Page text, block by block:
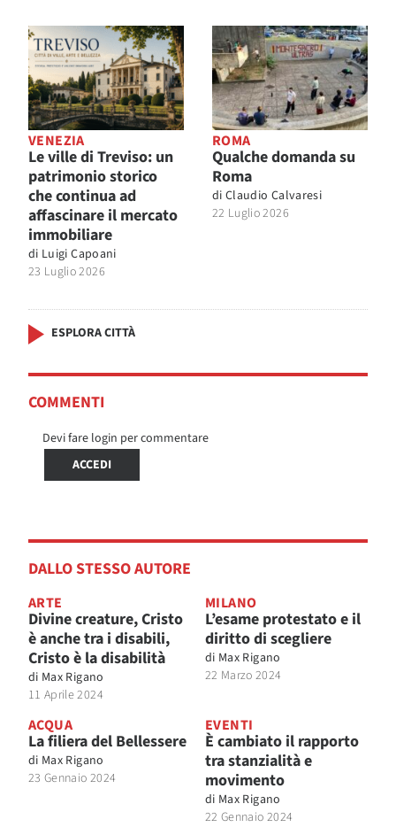
VENEZIA
Le ville di Treviso: un
patrimonio storico
che continua ad
affascinare il mercato
immobiliare
di Luigi Capoani
23 Luglio 2026
ROMA
Qualche domanda su
Roma
di Claudio Calvaresi
22 Luglio 2026
ESPLORA CITTÀ
COMMENTI
Devi fare login per commentare
ACCEDI
DALLO STESSO AUTORE
ARTE
Divine creature, Cristo
è anche tra i disabili,
Cristo è la disabilità
di Max Rigano
11 Aprile 2024
MILANO
L’esame protestato e il
diritto di scegliere
di Max Rigano
22 Marzo 2024
ACQUA
La filiera del Bellessere
di Max Rigano
23 Gennaio 2024
EVENTI
È cambiato il rapporto
tra stanzialità e
movimento
di Max Rigano
22 Gennaio 2024